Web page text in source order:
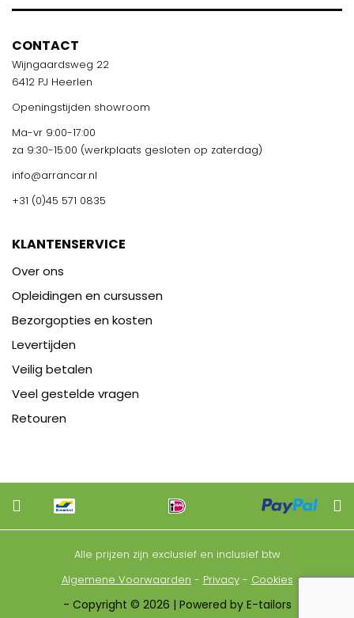
CONTACT
Wijngaardsweg 22
6412 PJ Heerlen
Openingstijden showroom
Ma-vr 9:00-17:00
za 9:30-15:00 (werkplaats gesloten op zaterdag)
info@arrancar.nl
+31 (0)45 571 0835
KLANTENSERVICE
Over ons
Opleidingen en cursussen
Bezorgopties en kosten
Levertijden
Veilig betalen
Veel gestelde vragen
Retouren
Alle prijzen zijn exclusief en inclusief btw
Algemene Voorwaarden - Privacy- Cookies
- Copyright © 2026 | Powered by E-tailors